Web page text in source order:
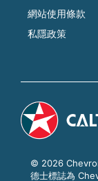
網站使用條款
私隱政策
© 2026
德士標誌為